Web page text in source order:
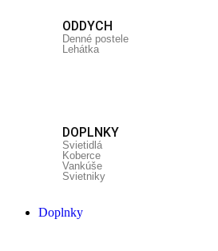
ODDYCH
Denné postele
Lehátka
DOPLNKY
Svietidlá
Koberce
Vankúše
Svietniky
Doplnky